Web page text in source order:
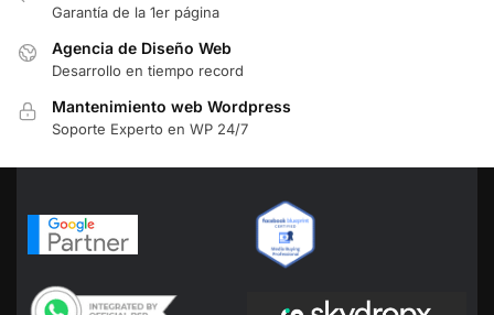
Garantía de la 1er página
Agencia de Diseño Web
Desarrollo en tiempo record
Mantenimiento web Wordpress
Soporte Experto en WP 24/7